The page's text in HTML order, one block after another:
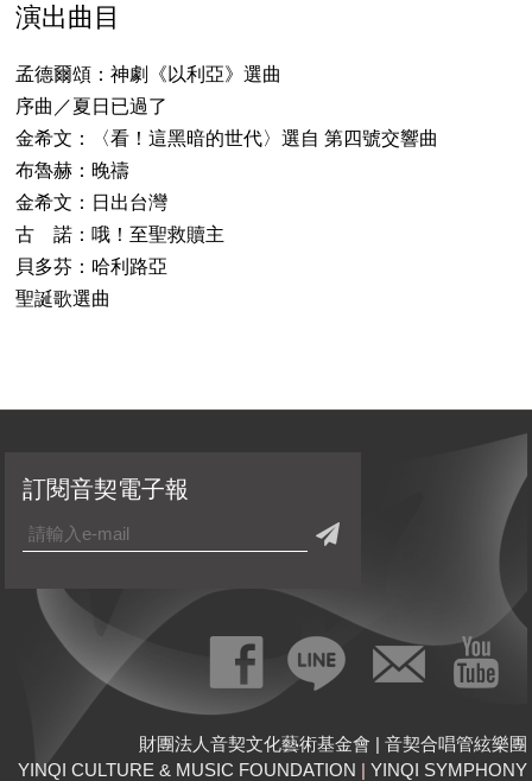
演出曲目
孟德爾頌：神劇《以利亞》選曲
序曲／夏日已過了
金希文：〈看！這黑暗的世代〉選自 第四號交響曲
布魯赫：晚禱
金希文：日出台灣
古 諾：哦！至聖救贖主
貝多芬：哈利路亞
聖誕歌選曲
財團法人音契文化藝術基金會 | 音契合唱管絃樂團
YINQI CULTURE & MUSIC FOUNDATION | YINQI SYMPHONY
訂閱音契電子報